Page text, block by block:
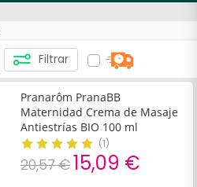
Filtrar
Pranarôm PranaBB
Maternidad Crema de Masaje
Antiestrías BIO 100 ml
(1)
20,57 €15,09 €